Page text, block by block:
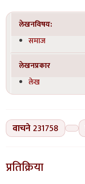
लेखनविषय:
समाज
लेखनप्रकार
लेख
वाचने 231758
प्रतिक्रिया